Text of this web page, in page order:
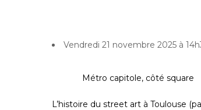
Vendredi 21 novembre 2025 à
Métro capitole, côté square
L’histoire du street art à Toulouse